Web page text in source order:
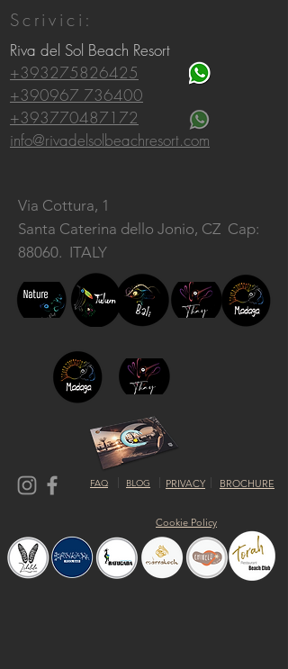
Scrivici:
Riva del Sol Beach Resort
+393275826425
+390967 736400
+393770487172
info@rivadelsolbeachresort.com
Via Cottura, 1
Santa Caterina dello Jonio, CZ Cap:
88060. ITALY
FAQ BLOG PRIVACY BROCHURE
Cookie Policy